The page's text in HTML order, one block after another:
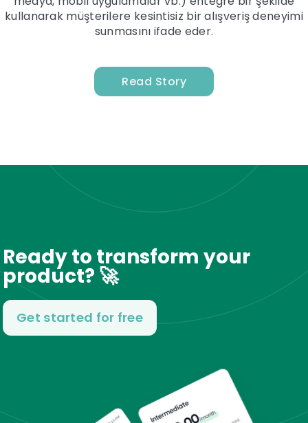
kullanarak müşterilere kesintisiz bir alışveriş deneyimi
sunmasını ifade eder.
Read Story
Ready to transform your
product? 🚀
Get started for free